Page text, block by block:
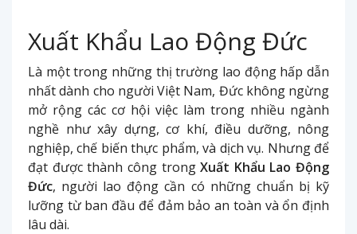
Xuất Khẩu Lao Động Đức
Là một trong những thị trường lao động hấp dẫn
nhất dành cho người Việt Nam, Đức không ngừng
mở rộng các cơ hội việc làm trong nhiều ngành
nghề như xây dựng, cơ khí, điều dưỡng, nông
nghiệp, chế biến thực phẩm, và dịch vụ. Nhưng để
đạt được thành công trongXuất Khẩu Lao Động
Đức, người lao động cần có những chuẩn bị kỹ
lưỡng từ ban đầu để đảm bảo an toàn và ổn định
lâu dài.